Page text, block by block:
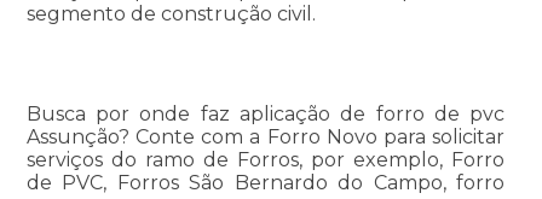
segmento de construção civil.
Busca por onde faz aplicação de forro de pvc
Assunção? Conte com a Forro Novo para solicitar
serviços do ramo de Forros, por exemplo, Forro
de PVC, Forros São Bernardo do Campo, forro